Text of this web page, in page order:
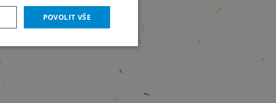
POVOLIT VŠE